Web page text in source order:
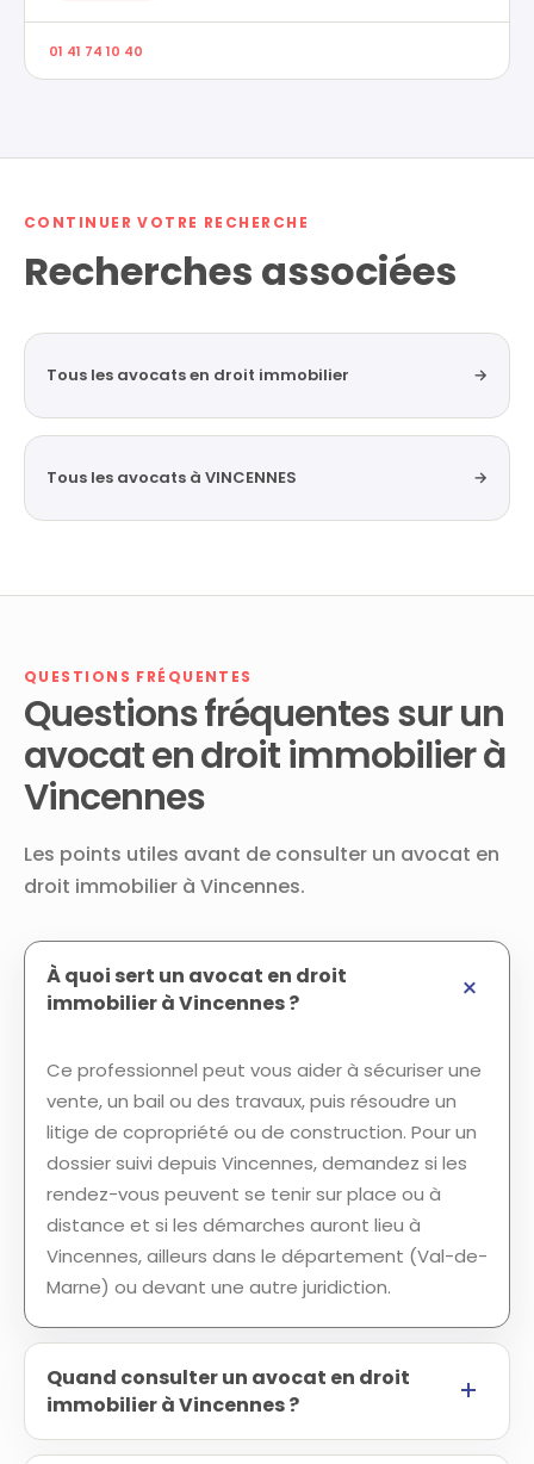
01 41 74 10 40
CONTINUER VOTRE RECHERCHE
Recherches associées
Tous les avocats en droit immobilier →
Tous les avocats à VINCENNES →
QUESTIONS FRÉQUENTES
Questions fréquentes sur un
avocat en droit immobilier à
Vincennes
Les points utiles avant de consulter un avocat en
droit immobilier à Vincennes.
À quoi sert un avocat en droit
immobilier à Vincennes ?
Ce professionnel peut vous aider à sécuriser une
vente, un bail ou des travaux, puis résoudre un
litige de copropriété ou de construction. Pour un
dossier suivi depuis Vincennes, demandez si les
rendez-vous peuvent se tenir sur place ou à
distance et si les démarches auront lieu à
Vincennes, ailleurs dans le département (Val-de-
Marne) ou devant une autre juridiction.
Quand consulter un avocat en droit
immobilier à Vincennes ?